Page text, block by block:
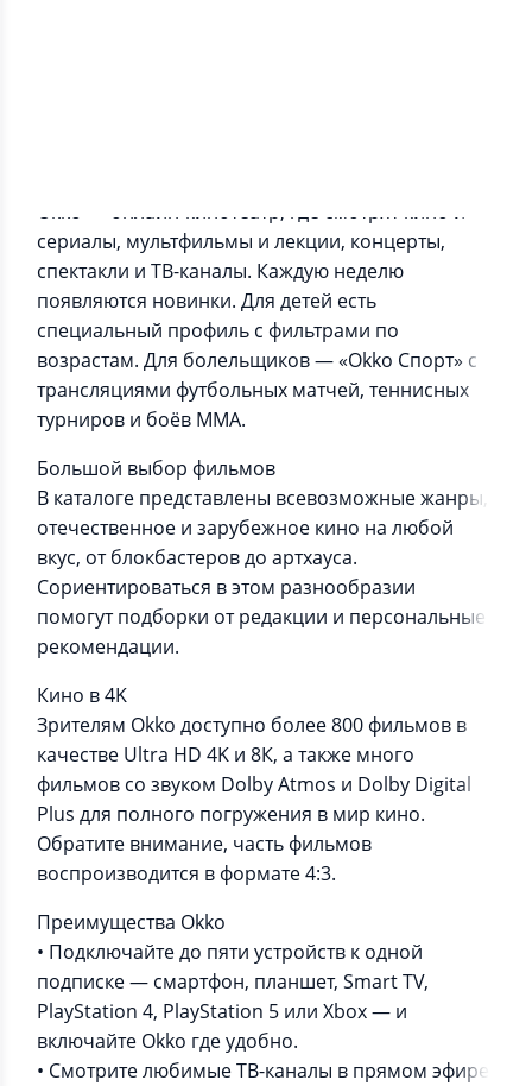
Okko — онлайн-кинотеатр, где смотрят кино и
сериалы, мультфильмы и лекции, концерты,
спектакли и ТВ-каналы. Каждую неделю
появляются новинки. Для детей есть
специальный профиль с фильтрами по
возрастам. Для болельщиков — «Okko Спорт» с
трансляциями футбольных матчей, теннисных
турниров и боёв MMA.
Большой выбор фильмов
В каталоге представлены всевозможные жанры,
отечественное и зарубежное кино на любой
вкус, от блокбастеров до артхауса.
Сориентироваться в этом разнообразии
помогут подборки от редакции и персональные
рекомендации.
Кино в 4K
Зрителям Okko доступно более 800 фильмов в
качестве Ultra HD 4K и 8К, а также много
фильмов со звуком Dolby Atmos и Dolby Digital
Plus для полного погружения в мир кино.
Обратите внимание, часть фильмов
воспроизводится в формате 4:3.
Преимущества Okko
• Подключайте до пяти устройств к одной
подписке — смартфон, планшет, Smart TV,
PlayStation 4, PlayStation 5 или Xbox — и
включайте Okko где удобно.
• Смотрите любимые ТВ-каналы в прямом эфире